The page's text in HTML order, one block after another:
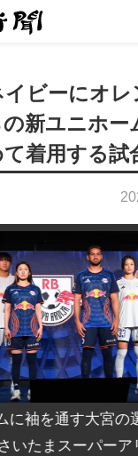
イビーにオレ
新ユニホ
着用する試
に袖を通す大宮の
いたまスーパーア